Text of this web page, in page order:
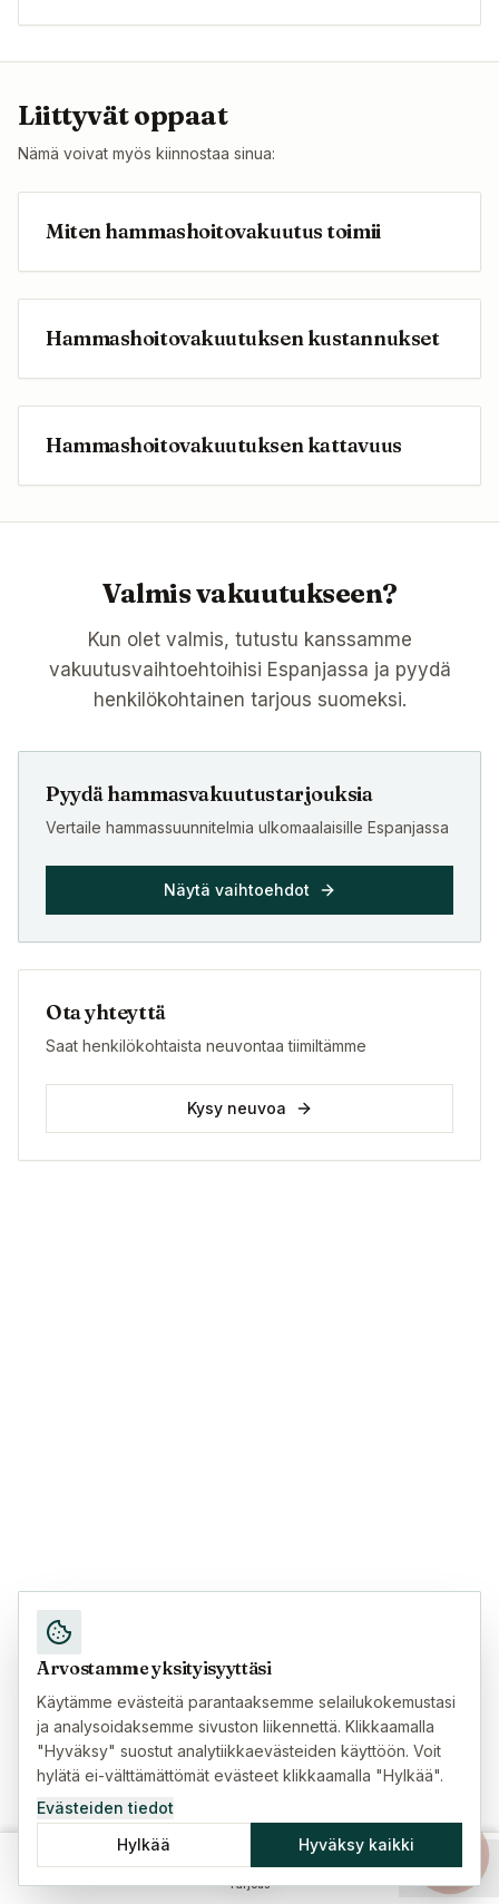
Liittyvät oppaat
Nämä voivat myös kiinnostaa sinua:
Miten hammashoitovakuutus toimii
Hammashoitovakuutuksen kustannukset
Hammashoitovakuutuksen kattavuus
Valmis vakuutukseen?
Kun olet valmis, tutustu kanssamme
vakuutusvaihtoehtoihisi Espanjassa ja pyydä
henkilökohtainen tarjous suomeksi.
Pyydä hammasvakuutustarjouksia
Vertaile hammassuunnitelmia ulkomaalaisille Espanjassa
Näytä vaihtoehdot
Ota yhteyttä
Saat henkilökohtaista neuvontaa tiimiltämme
Kysy neuvoa
Tarjous
Arvostamme yksityisyyttäsi
Käytämme evästeitä parantaaksemme selailukokemustasi
ja analysoidaksemme sivuston liikennettä. Klikkaamalla
"Hyväksy" suostut analytiikkaevästeiden käyttöön. Voit
hylätä ei-välttämättömät evästeet klikkaamalla "Hylkää".
Evästeiden tiedot
Hylkää
Hyväksy kaikki